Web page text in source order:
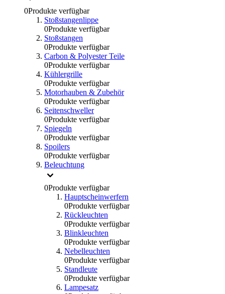
0Produkte verfügbar
Stoßstangenlippe
0Produkte verfügbar
Stoßstangen
0Produkte verfügbar
Carbon & Polyester Teile
0Produkte verfügbar
Kühlergrille
0Produkte verfügbar
Motorhauben & Zubehör
0Produkte verfügbar
Seitenschweller
0Produkte verfügbar
Spiegeln
0Produkte verfügbar
Spoilers
0Produkte verfügbar
Beleuchtung
0Produkte verfügbar
Hauptscheinwerfern
0Produkte verfügbar
Rückleuchten
0Produkte verfügbar
Blinkleuchten
0Produkte verfügbar
Nebelleuchten
0Produkte verfügbar
Standleute
0Produkte verfügbar
Lampesatz